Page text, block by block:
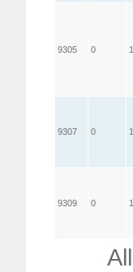
9305 0
9307 0
9309 0